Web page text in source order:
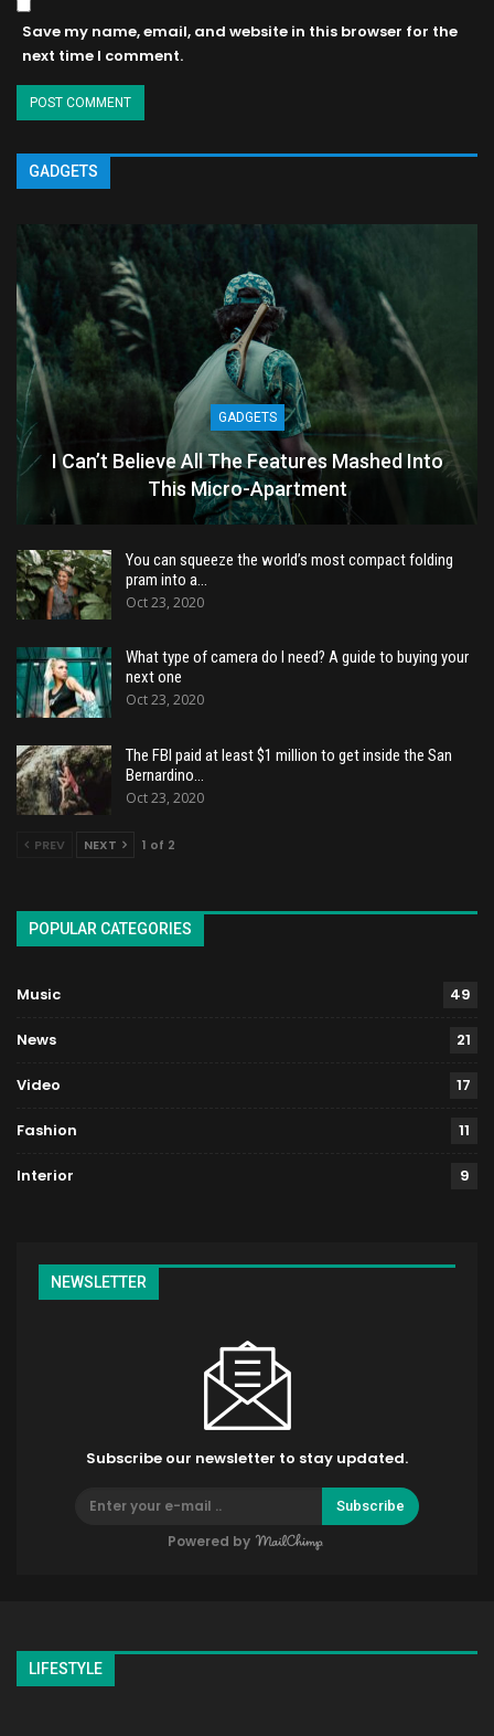
Save my name, email, and website in this browser for the
next time I comment.
GADGETS
GADGETS
I Can’t Believe All The Features Mashed Into
This Micro-Apartment
You can squeeze the world’s most compact folding
pram into a…
Oct 23, 2020
What type of camera do I need? A guide to buying your
next one
Oct 23, 2020
The FBI paid at least $1 million to get inside the San
Bernardino…
Oct 23, 2020
PREV NEXT 1 of 2
POPULAR CATEGORIES
Music 49
News 21
Video 17
Fashion 11
Interior 9
NEWSLETTER
Subscribe our newsletter to stay updated.
Subscribe
Powered by
LIFESTYLE